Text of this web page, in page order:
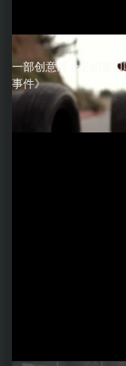
一部创意感十足的重
事件》